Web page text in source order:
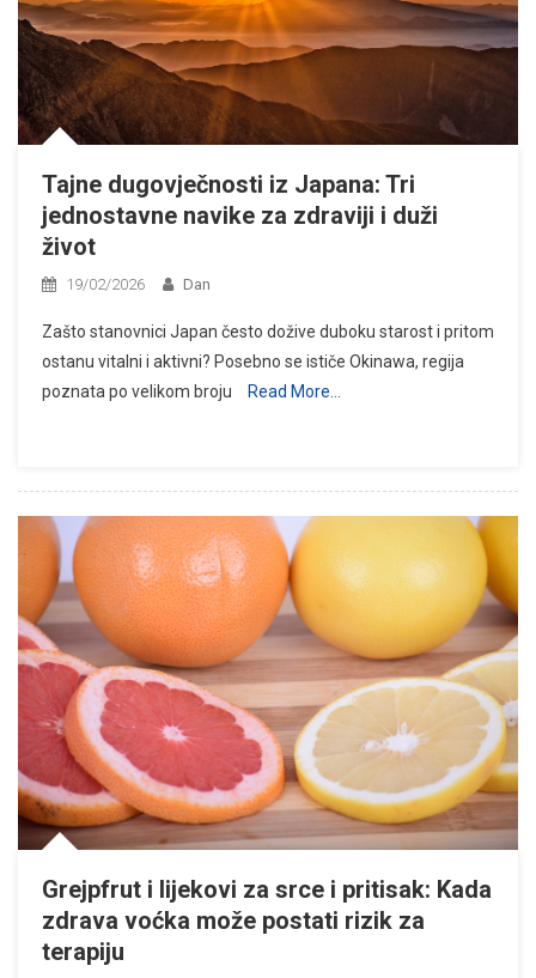
Tajne dugovječnosti iz Japana: Tri
jednostavne navike za zdraviji i duži
život
19/02/2026 Dan
Zašto stanovnici Japan često dožive duboku starost i pritom
ostanu vitalni i aktivni? Posebno se ističe Okinawa, regija
poznata po velikom broju
Read More…
Grejpfrut i lijekovi za srce i pritisak: Kada
zdrava voćka može postati rizik za
terapiju